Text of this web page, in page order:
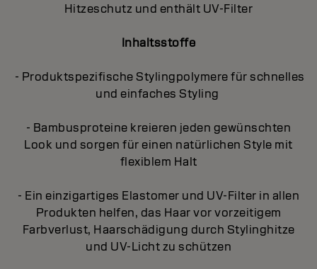
Hitzeschutz und enthält UV-Filter
Inhaltsstoffe
- Produktspezifische Stylingpolymere für schnelles
und einfaches Styling
- Bambusproteine kreieren jeden gewünschten
Look und sorgen für einen natürlichen Style mit
flexiblem Halt
- Ein einzigartiges Elastomer und UV-Filter in allen
Produkten helfen, das Haar vor vorzeitigem
Farbverlust, Haarschädigung durch Stylinghitze
und UV-Licht zu schützen